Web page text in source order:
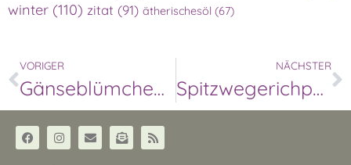
winter (110) zitat (91) ätherischesöl (67)
VORIGER
Gänseblümchenöl
NÄCHSTER
Spitzwegerichpflaster